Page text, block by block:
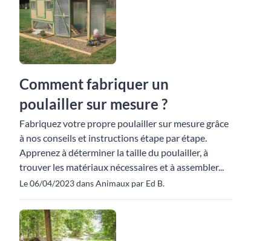
Comment fabriquer un
poulailler sur mesure ?
Fabriquez votre propre poulailler sur mesure grâce
à nos conseils et instructions étape par étape.
Apprenez à déterminer la taille du poulailler, à
trouver les matériaux nécessaires et à assembler...
Le 06/04/2023 dans Animaux par Ed B.